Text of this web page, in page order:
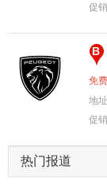
促销
B
免
地址
促销
热门报道